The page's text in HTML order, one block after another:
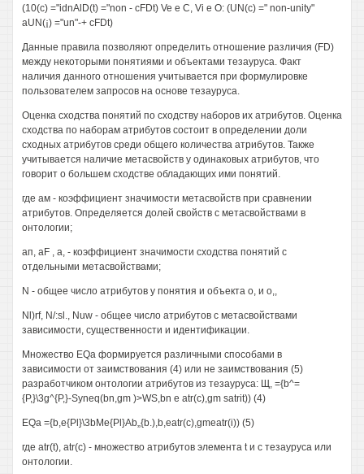
(10(c) ="idnAlD(t) ="non - cFDt) Ve e C, Vi e O: (UN(c) =" non-unity"
aUN(¡) ="un"-+ cFDt)
Данные правила позволяют определить отношение различия (FD)
между некоторыми понятиями и объектами тезауруса. Факт
наличия данного отношения учитывается при формулировке
пользователем запросов на основе тезауруса.
Оценка сходства понятий по сходству наборов их атрибутов. Оценка
сходства по наборам атрибутов состоит в определении доли
сходных атрибутов среди общего количества атрибутов. Также
учитывается наличие метасвойств у одинаковых атрибутов, что
говорит о большем сходстве обладающих ими понятий.
где ам - коэффициент значимости метасвойств при сравнении
атрибутов. Определяется долей свойств с метасвойствами в
онтологии;
ап, aF , а, - коэффициент значимости сходства понятий с
отдельными метасвойствами;
N - общее число атрибутов у понятия и объекта о, и о,,
Nl)rf, N/:sl., Nuw - общее число атрибутов с метасвойствами
зависимости, существенности и идентификации.
Множество EQa формируется различными способами в
зависимости от заимствования (4) или не заимствования (5)
разработчиком онтологии атрибутов из тезауруса: Щ, ={b^=
{P,}\3g^{P,}-Syneq(bn,gm )>WS,bn е atr(c),gm satrit)) (4)
EQa ={b,e{Pl}\3bMe{Pl}Ab„{b.),b,eatr(c),gmeatr(i)) (5)
где atr(t), atr(c) - множество атрибутов элемента t и с тезауруса или
онтологии.